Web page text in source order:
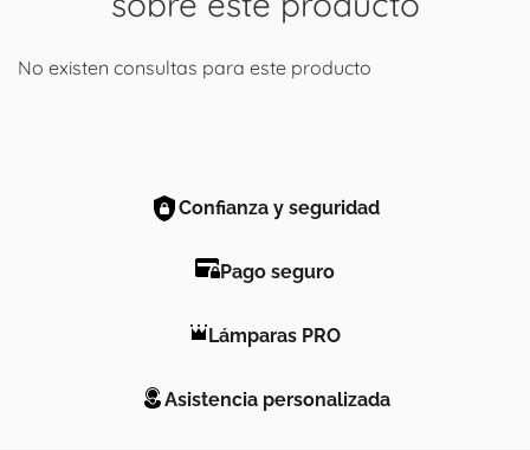
No existen consultas para este producto
Confianza y seguridad
Pago seguro
Lámparas PRO
Asistencia personalizada